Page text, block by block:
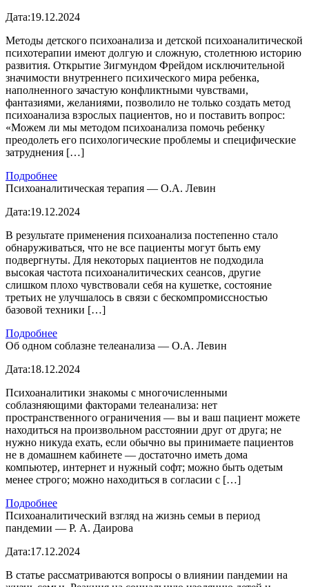
Дата:19.12.2024
Методы детского психоанализа и детской психоаналитической
психотерапии имеют долгую и сложную, столетнюю историю
развития. Открытие Зигмундом Фрейдом исключительной
значимости внутреннего психического мира ребенка,
наполненного зачастую конфликтными чувствами,
фантазиями, желаниями, позволило не только создать метод
психоанализа взрослых пациентов, но и поставить вопрос:
«Можем ли мы методом психоанализа помочь ребенку
преодолеть его психологические проблемы и специфические
затруднения […]
Подробнее
Психоаналитическая терапия — О.А. Левин
Дата:19.12.2024
В результате применения психоанализа постепенно стало
обнаруживаться, что не все пациенты могут быть ему
подвергнуты. Для некоторых пациентов не подходила
высокая частота психоаналитических сеансов, другие
слишком плохо чувствовали себя на кушетке, состояние
третьих не улучшалось в связи с бескомпромиссностью
базовой техники […]
Подробнее
Об одном соблазне телеанализа — О.А. Левин
Дата:18.12.2024
Психоаналитики знакомы с многочисленными
соблазняющими факторами телеанализа: нет
пространственного ограничения — вы и ваш пациент можете
находиться на произвольном расстоянии друг от друга; не
нужно никуда ехать, если обычно вы принимаете пациентов
не в домашнем кабинете — достаточно иметь дома
компьютер, интернет и нужный софт; можно быть одетым
менее строго; можно находиться в согласии с […]
Подробнее
Психоаналитический взгляд на жизнь семьи в период
пандемии — Р. А. Даирова
Дата:17.12.2024
В статье рассматриваются вопросы о влиянии пандемии на